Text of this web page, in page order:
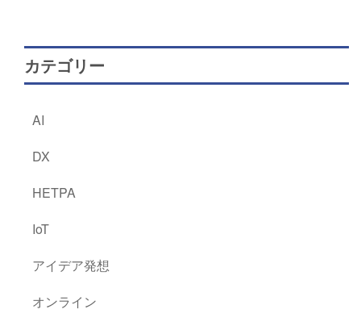
カテゴリー
AI
DX
HETPA
IoT
アイデア発想
オンライン